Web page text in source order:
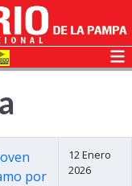
por
12 Enero
2026